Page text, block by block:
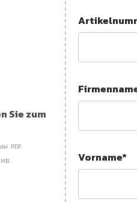
Vorname*
Sie zum
.PDF.